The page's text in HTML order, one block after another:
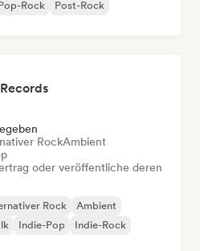
Rock Post-Rock
RockAmbient
oder veröffentliche deren
Rock
Ambient
Indie-Pop
Indie-Rock